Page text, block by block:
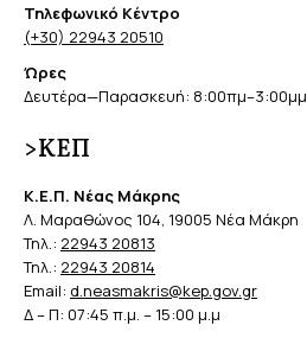
Τηλεφωνικό Κέντρο
(+30) 22943 20510
Ώρες
Δευτέρα—Παρασκευή: 8:00πμ–3:00μμ
>ΚΕΠ
Κ.Ε.Π. Νέας Μάκρης
Λ. Μαραθώνος 104, 19005 Νέα Μάκρη
Τηλ.: 22943 20813
Τηλ.: 22943 20814
Email: d.neasmakris@kep.gov.gr
Δ – Π: 07:45 π.μ. – 15:00 μ.μ